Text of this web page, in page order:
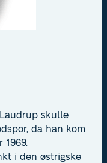
skulle
da han kom
i den østrigske